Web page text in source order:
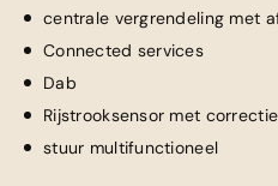
centrale vergrendeling met
Connected services
Dab
Rijstrooksensor met correctie
stuur multifunctioneel